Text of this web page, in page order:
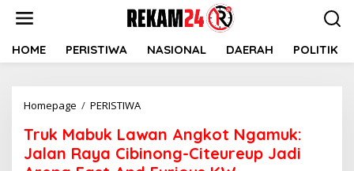
HOME PERISTIWA NASIONAL DAERAH POLITIK
Homepage / PERISTIWATruk
Lawan
Angkot
Ngamuk:
Truk Mabuk Lawan Angkot Ngamuk:
Jalan Raya Cibinong-Citeureup Jadi